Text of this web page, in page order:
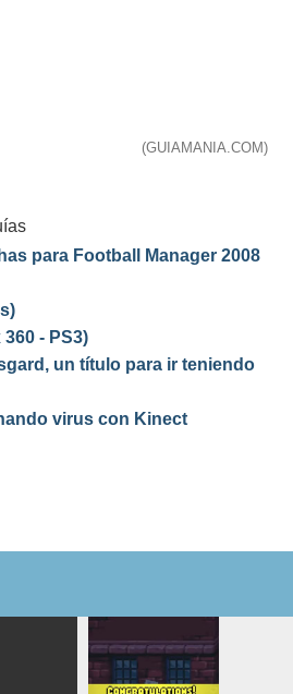
(GUIAMANIA.COM)
para Football Manager 2008
- PS3)
un título para ir teniendo
virus con Kinect